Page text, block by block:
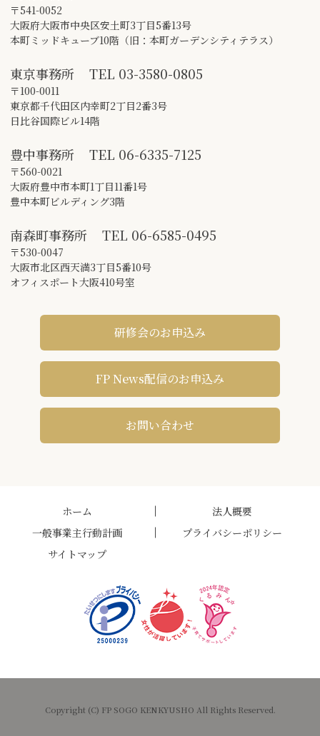
〒541-0052
大阪府大阪市中央区安土町3丁目5番13号
本町ミッドキューブ10階（旧：本町ガーデンシティテラス）
東京事務所 TEL 03-3580-0805
〒100-0011
東京都千代田区内幸町2丁目2番3号
日比谷国際ビル14階
豊中事務所 TEL 06-6335-7125
〒560-0021
大阪府豊中市本町1丁目11番1号
豊中本町ビルディング3階
南森町事務所 TEL 06-6585-0495
〒530-0047
大阪市北区西天満3丁目5番10号
オフィスポート大阪410号室
研修会のお申込み
FP News配信のお申込み
お問い合わせ
ホーム
法人概要
一般事業主行動計画
プライバシーポリシー
サイトマップ
Copyright (C) FP SOGO KENKYUSHO All Rights Reserved.